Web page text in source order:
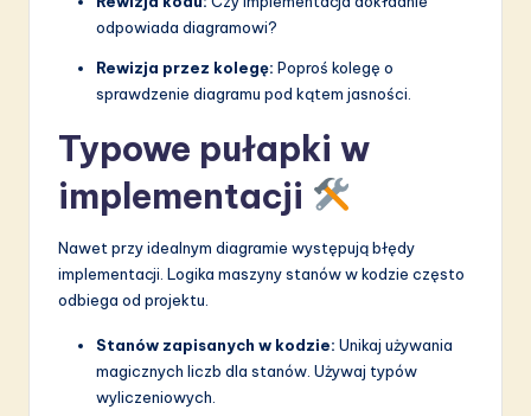
odpowiada diagramowi?
Rewizja przez kolegę: Poproś kolegę o
sprawdzenie diagramu pod kątem jasności.
Typowe pułapki w
implementacji
Nawet przy idealnym diagramie występują błędy
implementacji. Logika maszyny stanów w kodzie często
odbiega od projektu.
Stanów zapisanych w kodzie: Unikaj używania
magicznych liczb dla stanów. Używaj typów
wyliczeniowych.